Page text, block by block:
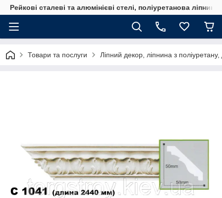
Рейкові сталеві та алюмінієві стелі, поліуретанова
Товари та послуги Ліпний декор, ліпнина з